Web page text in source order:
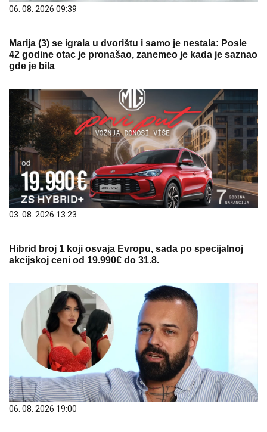
06. 08. 2026 09:39
Marija (3) se igrala u dvorištu i samo je nestala: Posle
42 godine otac je pronašao, zanemeo je kada je saznao
gde je bila
03. 08. 2026 13:23
Hibrid broj 1 koji osvaja Evropu, sada po specijalnoj
akcijskoj ceni od 19.990€ do 31.8.
06. 08. 2026 19:00